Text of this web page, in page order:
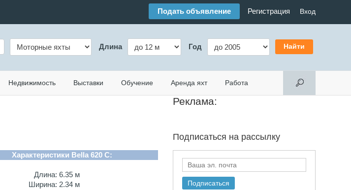
Подать объявление Регистрация Вход
Длина Год
Недвижимость Выставки Обучение Аренда яхт Работа
Характеристики Bella 620 C:
Длина: 6.35 м
Ширина: 2.34 м
Реклама:
Подписаться на рассылку